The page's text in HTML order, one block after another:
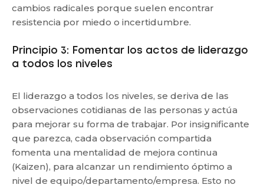
cambios radicales porque suelen encontrar
resistencia por miedo o incertidumbre.
Principio 3: Fomentar los actos de liderazgo
a todos los niveles
El liderazgo a todos los niveles, se deriva de las
observaciones cotidianas de las personas y actúa
para mejorar su forma de trabajar. Por insignificante
que parezca, cada observación compartida
fomenta una mentalidad de mejora continua
(Kaizen), para alcanzar un rendimiento óptimo a
nivel de equipo/departamento/empresa. Esto no